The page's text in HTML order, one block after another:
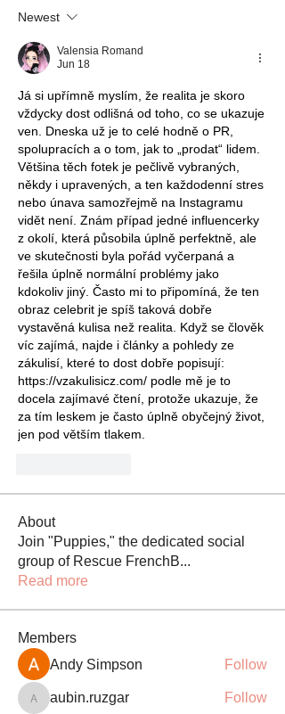
Newest
Valensia Romand
Jun 18
Já si upřímně myslím, že realita je skoro
vždycky dost odlišná od toho, co se ukazuje
ven. Dneska už je to celé hodně o PR,
spolupracích a o tom, jak to „prodat“ lidem.
Většina těch fotek je pečlivě vybraných,
někdy i upravených, a ten každodenní stres
nebo únava samozřejmě na Instagramu
vidět není. Znám případ jedné influencerky
z okolí, která působila úplně perfektně, ale
ve skutečnosti byla pořád vyčerpaná a
řešila úplně normální problémy jako
kdokoliv jiný. Často mi to připomíná, že ten
obraz celebrit je spíš taková dobře
vystavěná kulisa než realita. Když se člověk
víc zajímá, najde i články a pohledy ze
https://vzakulisicz.com/ podle mě je to
docela zajímavé čtení, protože ukazuje, že
za tím leskem je často úplně obyčejný život,
jen pod větším tlakem.
About
Join "Puppies," the dedicated social
group of Rescue FrenchB...
Read more
Members
Andy Simpson
Follow
aubin.ruzgar
aubin.ruzgar Follow